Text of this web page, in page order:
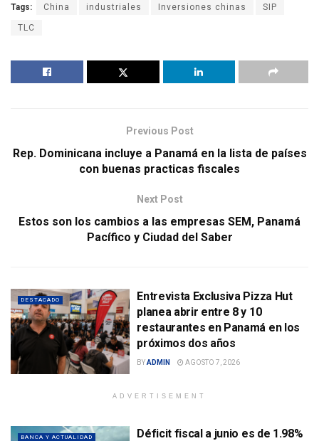
Tags: China industriales Inversiones chinas SIP
TLC
Previous Post
Rep. Dominicana incluye a Panamá en la lista de países
con buenas practicas fiscales
Next Post
Estos son los cambios a las empresas SEM, Panamá
Pacífico y Ciudad del Saber
DESTACADO
Entrevista Exclusiva Pizza Hut
planea abrir entre 8 y 10
restaurantes en Panamá en los
próximos dos años
BYADMIN AGOSTO 7, 2026
ADVERTISEMENT
BANCA Y ACTUALIDAD
Déficit fiscal a junio es de 1.98%